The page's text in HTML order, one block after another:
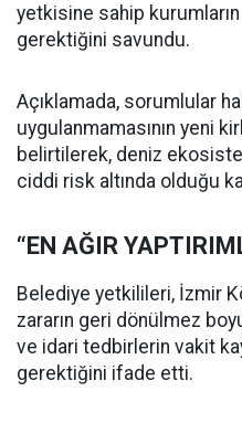
yetkisine sahip
gerektiğini savundu.
Açıklamada, sorumlular
uygulanmamasının yeni
belirtilerek, deniz
ciddi risk altında olduğu
“EN AĞIR
Belediye yetkilileri, İzmir
zararın geri dönülmez
ve idari tedbirlerin vakit
gerektiğini ifade etti.